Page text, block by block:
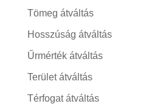
Tömeg átváltás
Hosszúság átváltás
Űrmérték átváltás
Terület átváltás
Térfogat átváltás